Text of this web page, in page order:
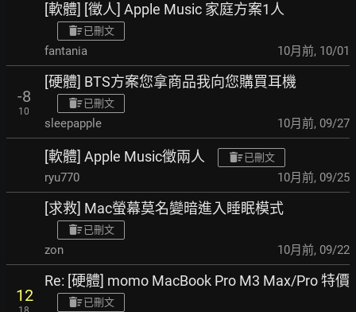
[軟體] [徵人] Apple Music 家庭方案1人
已刪文
fantania 10月前, 10/01
-8
10
[硬體] BTS方案您拿商品我向您購買耳機
已刪文
sleepapple 10月前, 09/27
[軟體] Apple Music徵兩人 已刪文
ryu770 10月前, 09/25
[求救] Mac螢幕莫名變暗進入睡眠模式
已刪文
zon 10月前, 09/22
12
Re: [硬體] momo MacBook Pro M3 Max/Pro 特價
已刪文